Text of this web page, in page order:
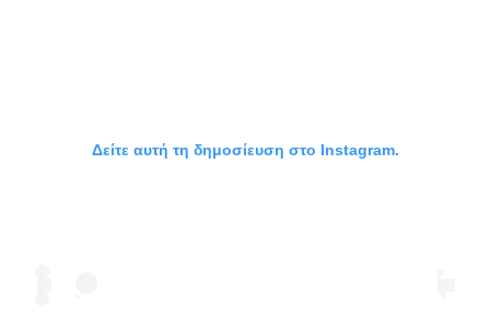
Δείτε αυτή τη δημοσίευση στο Instagram.